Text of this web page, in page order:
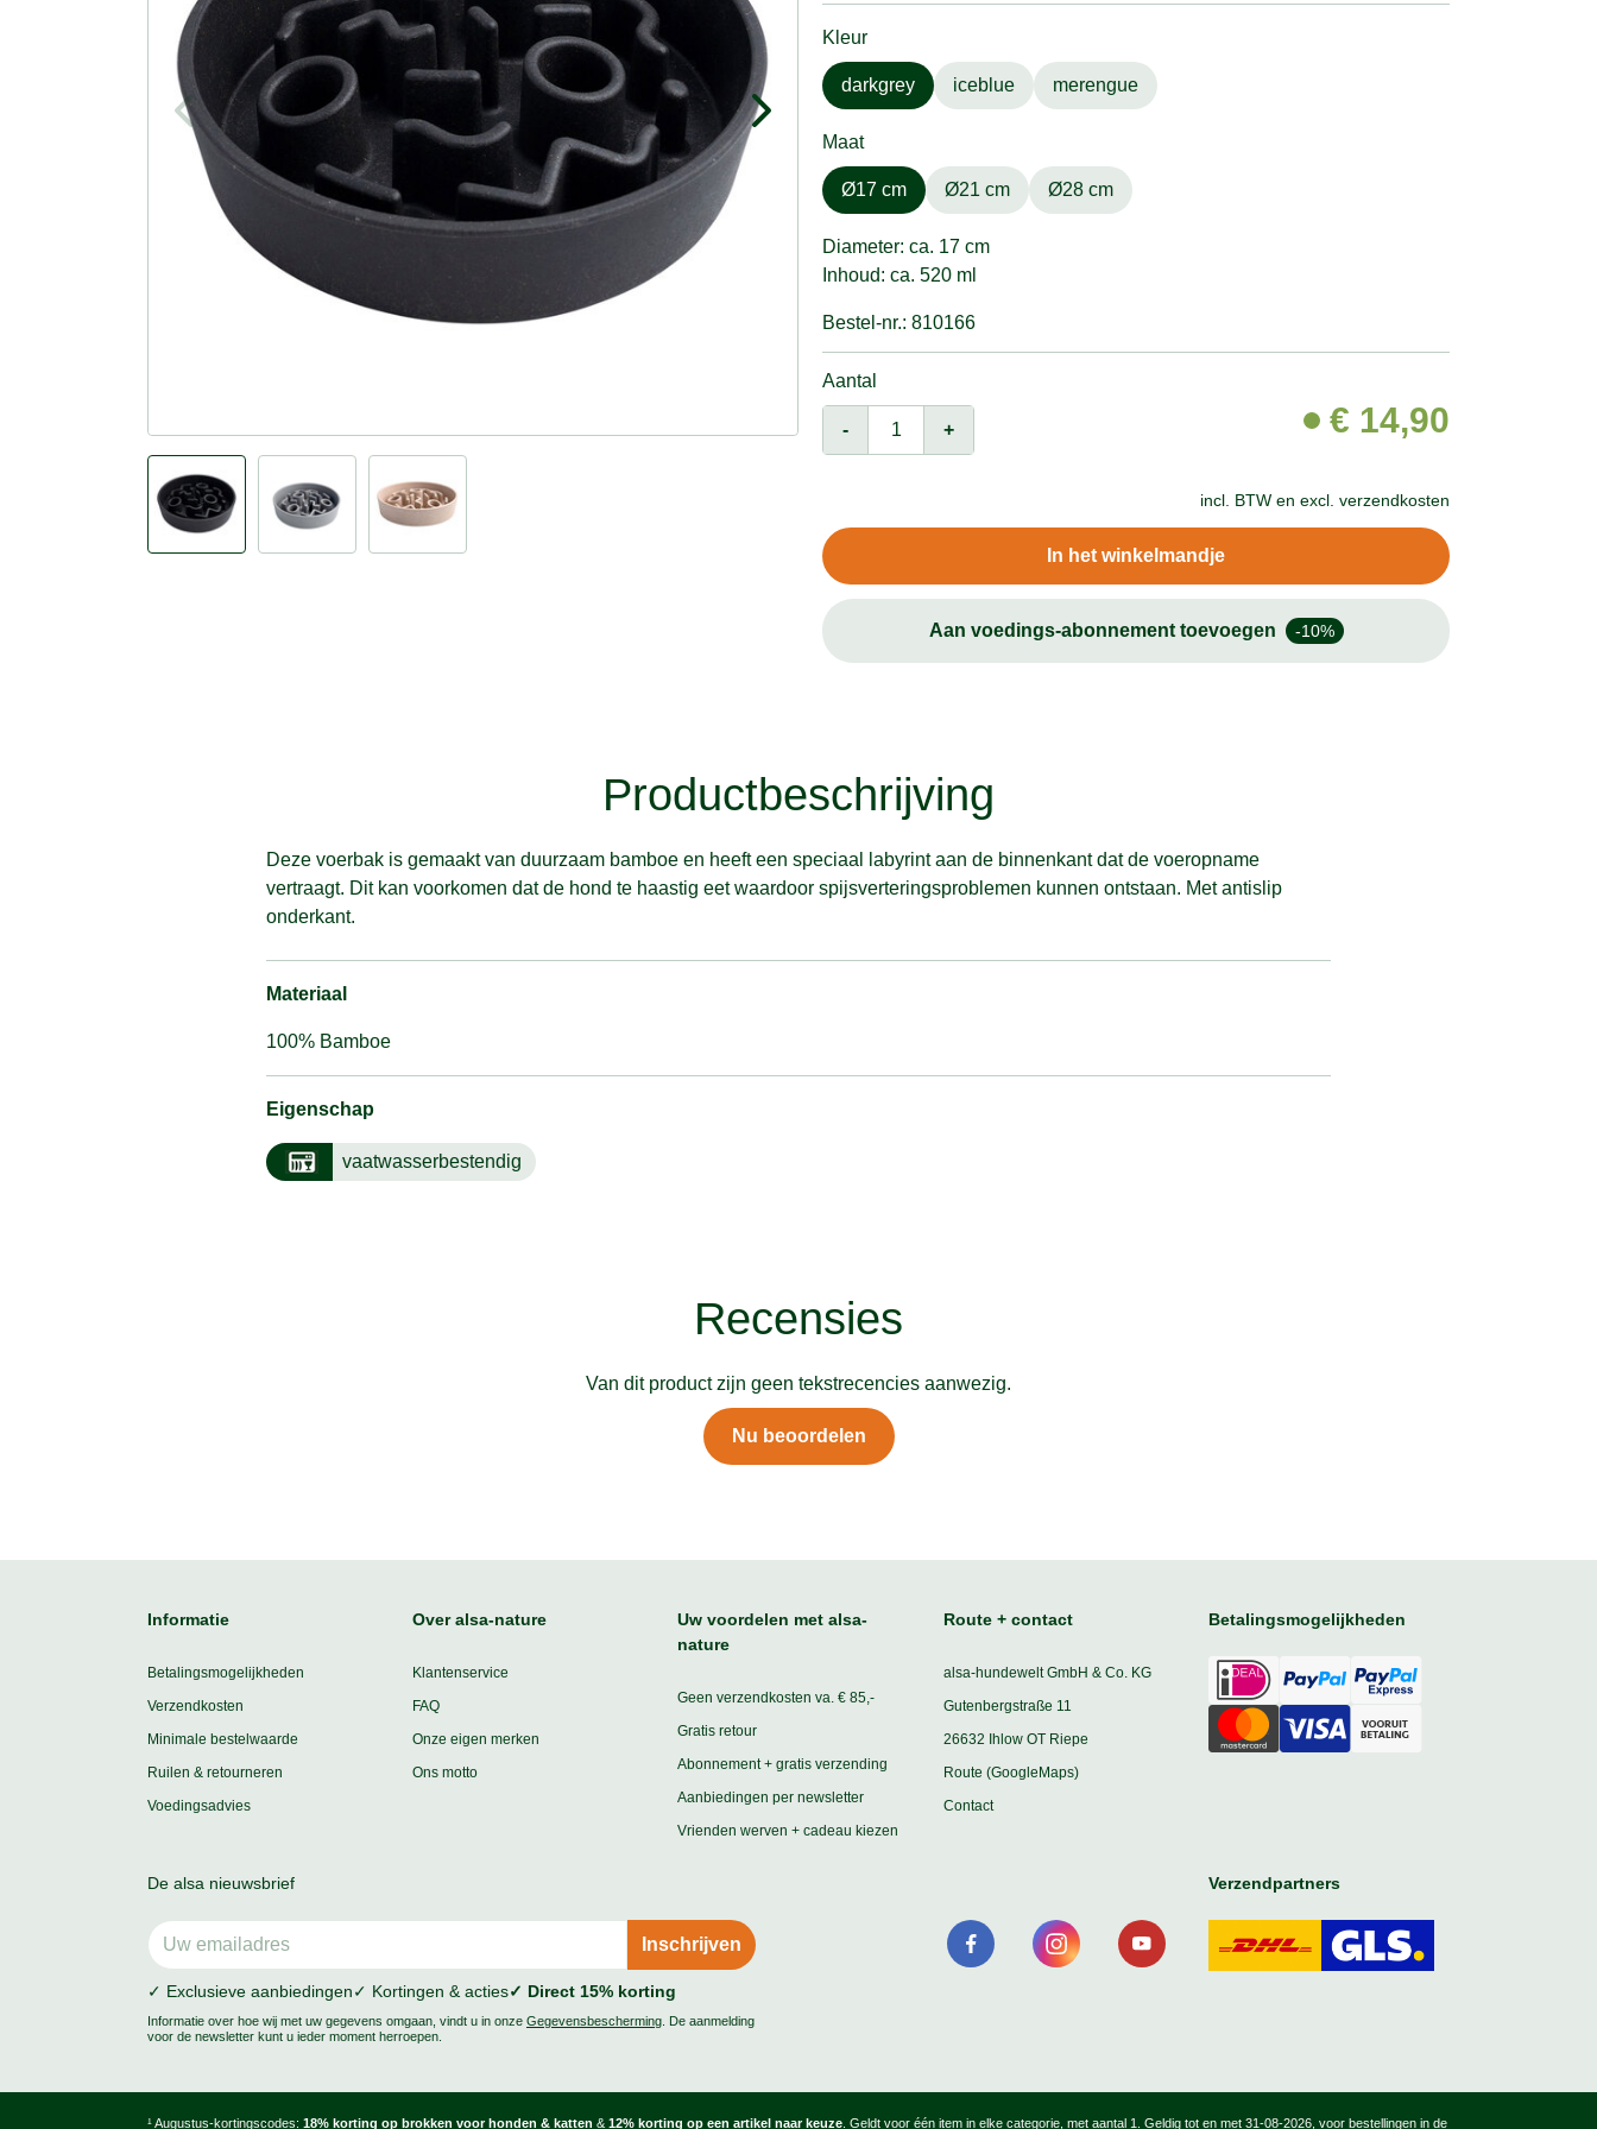
Kleur
darkgrey iceblue merengue
Maat
Ø17 cm Ø21 cm Ø28 cm
Diameter: ca. 17 cm
Inhoud: ca. 520 ml
Bestel-nr.: 810166
Aantal
- + € 14,90
incl. BTW en excl. verzendkosten
In het winkelmandje
Aan voedings-abonnement toevoegen -10%
Productbeschrijving
Deze voerbak is gemaakt van duurzaam bamboe en heeft een speciaal labyrint aan de binnenkant dat de voeropname
vertraagt. Dit kan voorkomen dat de hond te haastig eet waardoor spijsverteringsproblemen kunnen ontstaan. Met antislip
onderkant.
Materiaal
100% Bamboe
Eigenschap
vaatwasserbestendig
Recensies
Van dit product zijn geen tekstrecencies aanwezig.
Nu beoordelen
Informatie
Betalingsmogelijkheden
Verzendkosten
Minimale bestelwaarde
Ruilen & retourneren
Voedingsadvies
Over alsa-nature
Klantenservice
FAQ
Onze eigen merken
Ons motto
Uw voordelen met alsa-
nature
Geen verzendkosten va. € 85,-
Gratis retour
Abonnement + gratis verzending
Aanbiedingen per newsletter
Vrienden werven + cadeau kiezen
Route + contact
alsa-hundewelt GmbH & Co. KG
Gutenbergstraße 11
26632 Ihlow OT Riepe
Route (GoogleMaps)
Contact
Betalingsmogelijkheden
Verzendpartners
De alsa nieuwsbrief
✓ Exclusieve aanbiedingen✓ Kortingen & acties✓ Direct 15% korting
Informatie over hoe wij met uw gegevens omgaan, vindt u in onze Gegevensbescherming . De aanmelding
voor de newsletter kunt u ieder moment herroepen.
¹ Augustus-kortingscodes: 18% korting op brokken voor honden & katten & 12% korting op een artikel naar keuze . Geldt voor één item in elke categorie, met aantal 1. Geldig tot en met 31-08-2026, voor bestellingen in de